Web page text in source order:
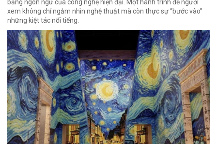
bằng ngôn ngữ của công nghệ hiện đại. Một hành trình để người
xem không chỉ ngắm nhìn nghệ thuật mà còn thực sự “bước vào”
những kiệt tác nổi tiếng.